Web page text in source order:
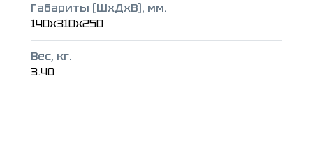
Габариты (ШxДxВ), мм.
140x310x250
Вес, кг.
3.40